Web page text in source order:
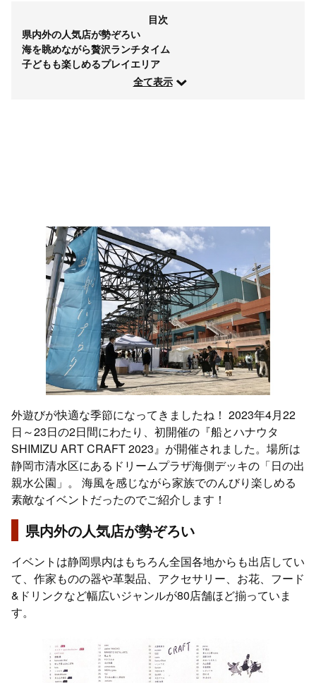
目次
県内外の人気店が勢ぞろい
海を眺めながら贅沢ランチタイム
子どもも楽しめるプレイエリア
全て表示
外遊びが快適な季節になってきましたね！ 2023年4月22
日～23日の2日間にわたり、初開催の『船とハナウタ
SHIMIZU ART CRAFT 2023』が開催されました。場所は
静岡市清水区にあるドリームプラザ海側デッキの「日の出
親水公園」。 海風を感じながら家族でのんびり楽しめる
素敵なイベントだったのでご紹介します！
県内外の人気店が勢ぞろい
イベントは静岡県内はもちろん全国各地からも出店してい
て、作家ものの器や革製品、アクセサリー、お花、フード
&ドリンクなど幅広いジャンルが80店舗ほど揃っていま
す。